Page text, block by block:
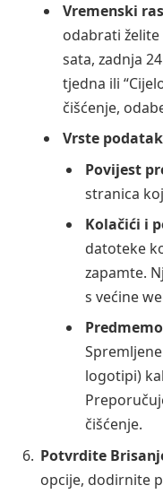
Vremenski
odabrati
sata, zadnja
tjedna ili
čišćenje,
Vrste
Povijest
stranica
Kolačići i
datoteke
zapamte.
s većine
logotipi)
čišćenje.
Potvrdite
opcije, dodirnite